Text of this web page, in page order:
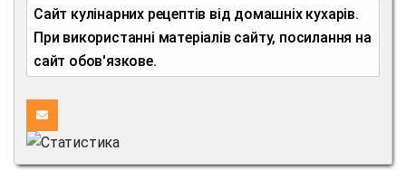
Сайт кулінарних рецептів від домашніх кухарів.
При використанні матеріалів сайту, посилання на
сайт обов'язкове.